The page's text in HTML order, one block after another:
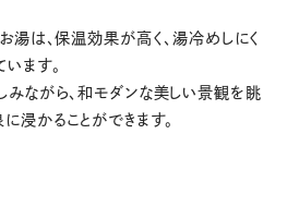
湯は、保温効果が高く、湯冷めしにく
ます。
みながら、和モダンな美しい景観を眺
浸かることができます。